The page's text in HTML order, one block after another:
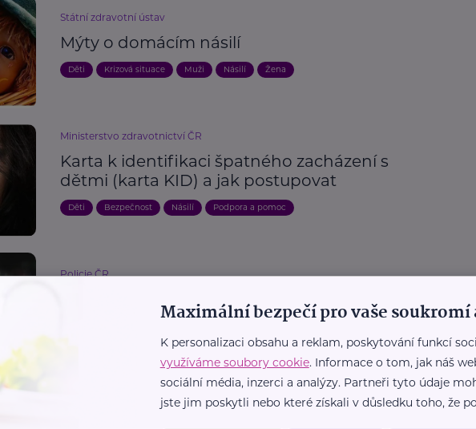
Státní zdravotní ústav
Mýty o domácím násilí
Děti Krizová situace Muži Násilí Žena
Ministerstvo zdravotnictví ČR
Karta k identifikaci špatného zacházení s
dětmi (karta KID) a jak postupovat
Děti Bezpečnost Násilí Podpora a pomoc
Policie ČR
Nebuďme slepí k domácímu násilí!
Další články
Maximální bezpečí pro vaše soukromí
K personalizaci obsahu a reklam, poskytování funkcí
využíváme soubory cookie. Informace o tom, jak náš
sociální média, inzerci a analýzy. Partneři tyto údaje
jste jim poskytli nebo které získali v důsledku toho, že